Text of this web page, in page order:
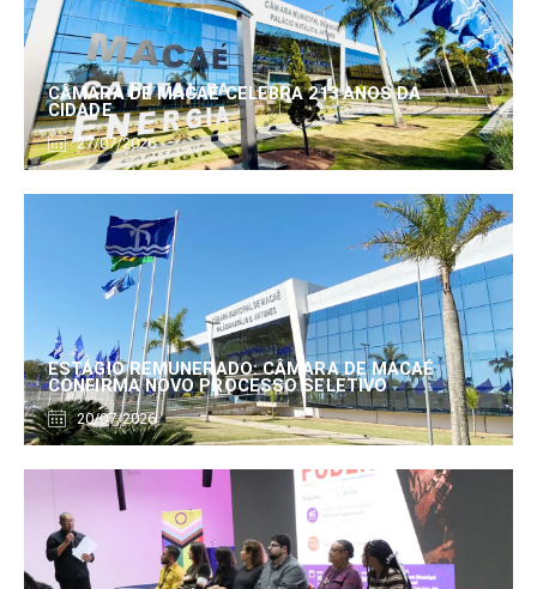
CÂMARA DE MACAÉ CELEBRA 213 ANOS DA
CIDADE
27/07/2026
ESTÁGIO REMUNERADO: CÂMARA DE MACAÉ
CONFIRMA NOVO PROCESSO SELETIVO
20/07/2026